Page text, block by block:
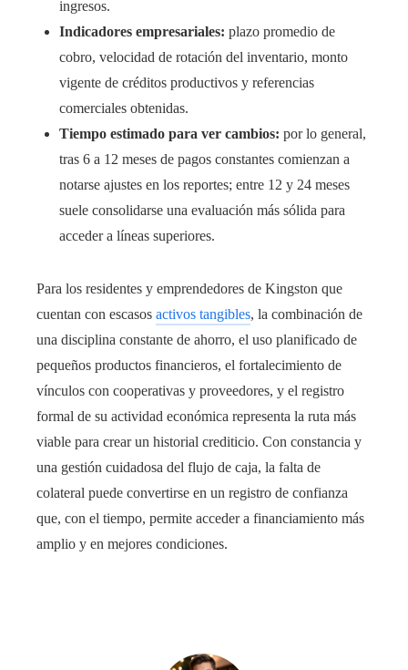
ingresos.
Indicadores empresariales: plazo promedio de
cobro, velocidad de rotación del inventario, monto
vigente de créditos productivos y referencias
comerciales obtenidas.
Tiempo estimado para ver cambios: por lo general,
tras 6 a 12 meses de pagos constantes comienzan a
notarse ajustes en los reportes; entre 12 y 24 meses
suele consolidarse una evaluación más sólida para
acceder a líneas superiores.
Para los residentes y emprendedores de Kingston que
cuentan con escasos activos tangibles, la combinación de
una disciplina constante de ahorro, el uso planificado de
pequeños productos financieros, el fortalecimiento de
vínculos con cooperativas y proveedores, y el registro
formal de su actividad económica representa la ruta más
viable para crear un historial crediticio. Con constancia y
una gestión cuidadosa del flujo de caja, la falta de
colateral puede convertirse en un registro de confianza
que, con el tiempo, permite acceder a financiamiento más
amplio y en mejores condiciones.